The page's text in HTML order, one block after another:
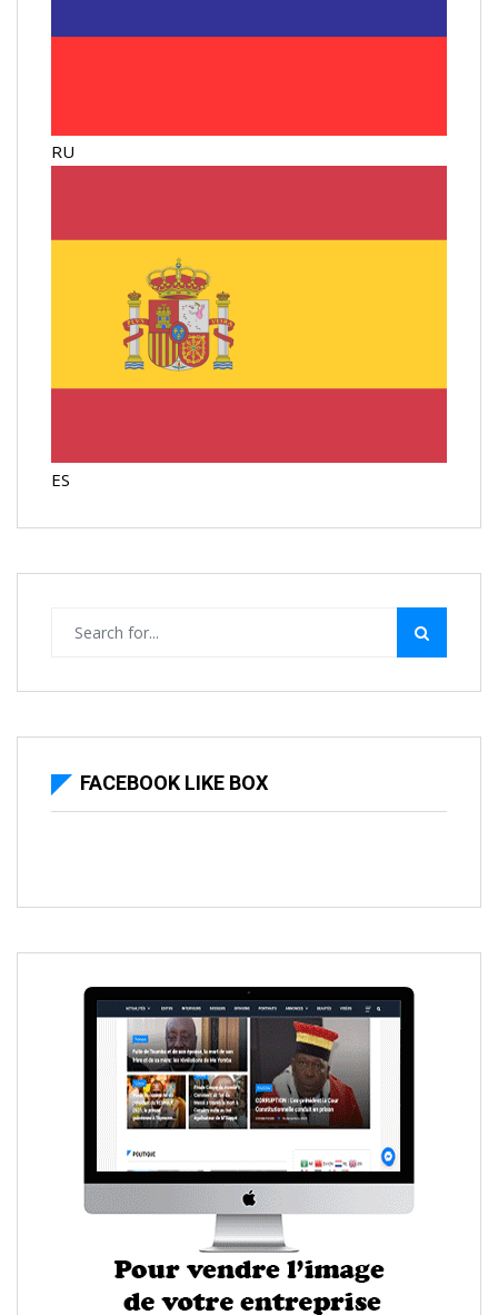
RU
ES
FACEBOOK LIKE BOX